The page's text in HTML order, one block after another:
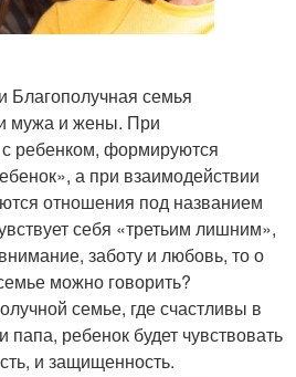
Благополучная семья
мужа и жены. При
ребенком, формируются
а при взаимодействии
отношения под названием
себя «третьим лишним»,
заботу и любовь, то о
можно говорить?
семье, где счастливы в
ребенок будет чувствовать
и защищенность.